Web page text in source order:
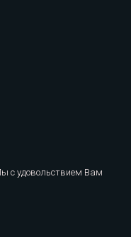
с удовольствием Вам